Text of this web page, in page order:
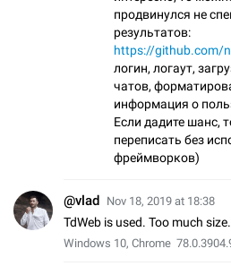
продвинулся не
результатов:
https://github.com/
логин, логаут,
чатов,
информация о
Если дадите шанс,
переписать без
фреймворков)
@vlad Nov 18, 2019 at 18:38
TdWeb is used. Too much size.
Windows 10, Chrome